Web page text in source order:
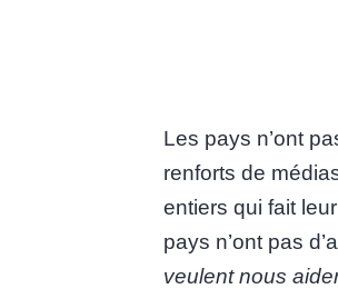
Les pays n’ont
renforts de
entiers qui fait
pays n’ont pas
veulent nous